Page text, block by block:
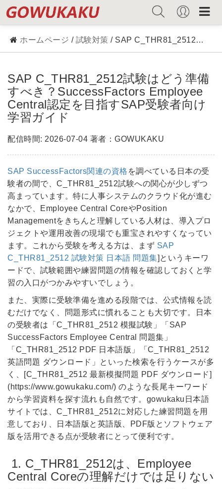
ホームページ / 試験対策 / SAP C_THR81_2512試験はどう準備すべき？SuccessFactors Employee Central認定を目指すSAP受験者向け学習ガイド
SAP C_THR81_2512試験はどう準備
すべき？SuccessFactors Employee
Central認定を目指すSAP受験者向け
学習ガイド
配信時間: 2026-07-04 著者：GOWUKAKU
SAP SuccessFactors関連の資格 を調べている日本の受
験者の間で、C_THR81_2512試験への関心が少しずつ
高まっています。特に人事システムのクラウド化が進む
なかで、Employee Central CoreやPosition
Managementをきちんと理解している人材は、導入プロ
ジェクトや運用改善の現場でも重宝されやすくなってい
ます。これから受験を考える方は、まず SAP
C_THR81_2512 試験対策 日本語 問題集]というキーワ
ードで、試験範囲や練習問題の情報を確認しておくと学
習の入口がつかみやすいでしょう。
また、実際に受験準備を進める段階では、公式情報を読
むだけでなく、問題形式に慣れることも大切です。日本
の受験者は「C_THR81_2512 模擬試験」「SAP
SuccessFactors Employee Central 問題集」
「C_THR81_2512 PDF 日本語版」「C_THR81_2512
英語問題 ダウンロード」といった検索を行うケースが多
く、[C_THR81_2512 最新模擬問題 PDF ダウンロード]
(https://www.gowukaku.com/) のような長尾キーワード
から学習資料を探す流れも自然です。gowukaku日本語
サイトでは、C_THR81_2512に対応した練習問題を用
意しており、日本語版と英語版、PDF版とソフトウェア
版を活用できる点が受験者にとって便利です。
1. C_THR81_2512は、Employee
Central Coreの理解だけでは足りない